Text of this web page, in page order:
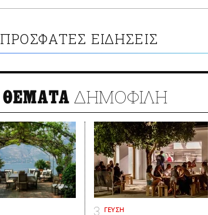
ΠΡΟΣΦΑΤΕΣ ΕΙΔΗΣΕΙΣ
ΘΕΜΑΤΑ ΔΗΜΟΦΙΛΗ
ΓΕΥΣΗ